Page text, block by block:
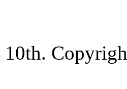
10th.